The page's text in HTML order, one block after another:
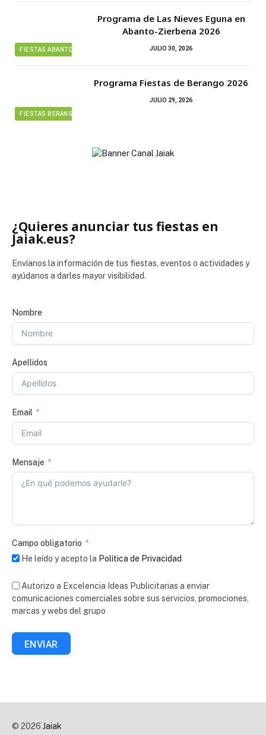
FIESTAS ABANTO ZIERBENA
Programa de Las Nieves Eguna en
Abanto-Zierbena 2026
JULIO 30, 2026
FIESTAS BERANGO
Programa Fiestas de Berango 2026
JULIO 29, 2026
¿Quieres anunciar tus fiestas en
Jaiak.eus?
Envíanos la información de tus fiestas, eventos o actividades y
ayúdanos a darles mayor visibilidad.
Nombre
Apellidos
Email
Mensaje
Campo obligatorio
He leído y acepto la Política de Privacidad
Autorizo a Excelencia Ideas Publicitarias a enviar
comunicaciones comerciales sobre sus servicios, promociones,
marcas y webs del grupo
ENVIAR
© 2026 Jaiak